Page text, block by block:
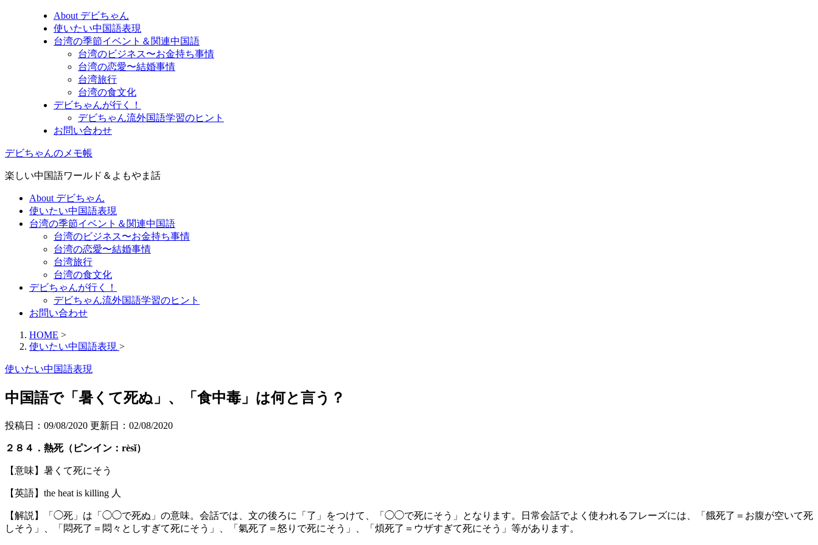
About デビちゃん
使いたい中国語表現
台湾の季節イベント＆関連中国語
台湾のビジネス〜お金持ち事情
台湾の恋愛〜結婚事情
台湾旅行
台湾の食文化
デビちゃんが行く！
デビちゃん流外国語学習のヒント
お問い合わせ
デビちゃんのメモ帳
楽しい中国語ワールド＆よもやま話
About デビちゃん
使いたい中国語表現
台湾の季節イベント＆関連中国語
台湾のビジネス〜お金持ち事情
台湾の恋愛〜結婚事情
台湾旅行
台湾の食文化
デビちゃんが行く！
デビちゃん流外国語学習のヒント
お問い合わせ
HOME >
使いたい中国語表現 >
使いたい中国語表現
中国語で「暑くて死ぬ」、「食中毒」は何と言う？
投稿日：09/08/2020 更新日： 02/08/2020
２８４．熱死（ピンイン：rèsǐ）
【意味】暑くて死にそう
【英語】the heat is killing 人
【解説】「◯死」は「◯◯で死ぬ」の意味。会話では、文の後ろに「了」をつけて、「◯◯で死にそう」となります。日常会話でよく使われるフレーズには、「餓死了＝お腹が空いて死
しそう」、「悶死了＝悶々としすぎて死にそう」、「氣死了＝怒りで死にそう」、「煩死了＝ウザすぎて死にそう」等があります。